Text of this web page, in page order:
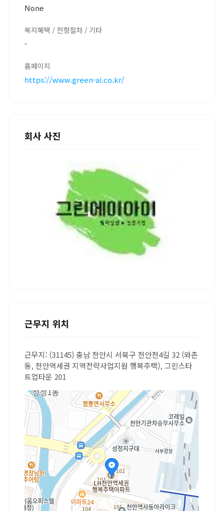
None
복지혜택 / 전형절차 / 기타
-
홈페이지
https://www.green-ai.co.kr/
회사 사진
근무지 위치
근무지: (31145) 충남 천안시 서북구 천안천4길 32 (와촌
동, 천안역세권 지역전략사업지원 행복주택), 그린스타
트업타운 201